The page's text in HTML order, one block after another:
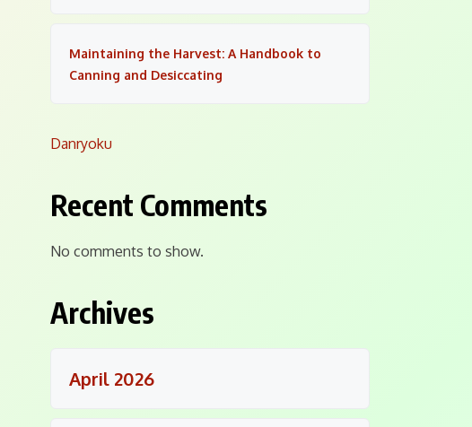
Maintaining the Harvest: A Handbook to
Canning and Desiccating
Danryoku
Recent Comments
No comments to show.
Archives
April 2026